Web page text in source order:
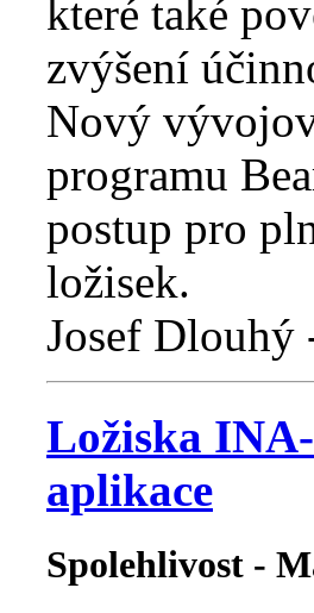
které také
zvýšení
Nový
programu
postup pro
ložisek.
Josef Dlouhý
Ložiska
aplikace
Spolehlivost -